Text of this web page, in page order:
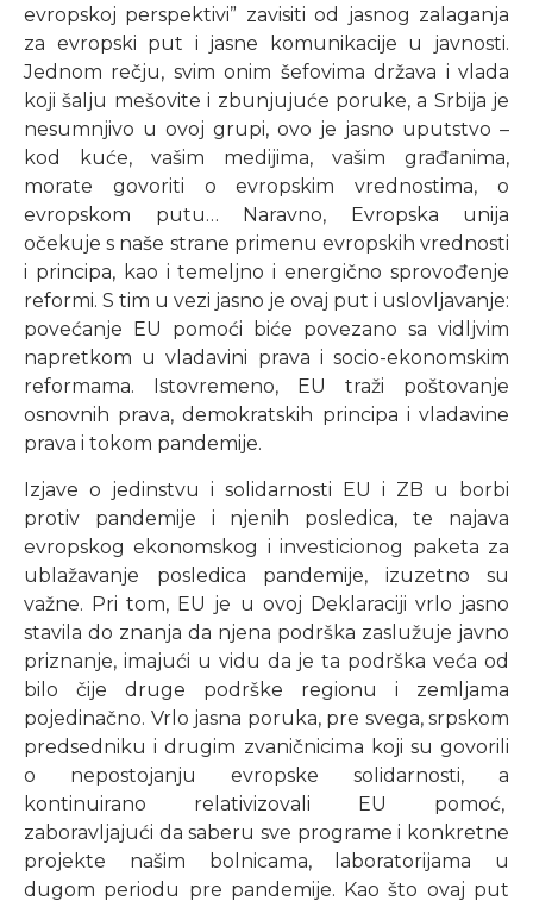
evropskoj perspektivi” zavisiti od jasnog zalaganja
za evropski put i jasne komunikacije u javnosti.
Jednom rečju, svim onim šefovima država i vlada
koji šalju mešovite i zbunjujuće poruke, a Srbija je
nesumnjivo u ovoj grupi, ovo je jasno uputstvo –
kod kuće, vašim medijima, vašim građanima,
morate govoriti o evropskim vrednostima, o
evropskom putu… Naravno, Evropska unija
očekuje s naše strane primenu evropskih vrednosti
i principa, kao i temeljno i energično sprovođenje
reformi. S tim u vezi jasno je ovaj put i uslovljavanje:
povećanje EU pomoći biće povezano sa vidljvim
napretkom u vladavini prava i socio-ekonomskim
reformama. Istovremeno, EU traži poštovanje
osnovnih prava, demokratskih principa i vladavine
prava i tokom pandemije.
Izjave o jedinstvu i solidarnosti EU i ZB u borbi
protiv pandemije i njenih posledica, te najava
evropskog ekonomskog i investicionog paketa za
ublažavanje posledica pandemije, izuzetno su
važne. Pri tom, EU je u ovoj Deklaraciji vrlo jasno
stavila do znanja da njena podrška zaslužuje javno
priznanje, imajući u vidu da je ta podrška veća od
bilo čije druge podrške regionu i zemljama
pojedinačno. Vrlo jasna poruka, pre svega, srpskom
predsedniku i drugim zvaničnicima koji su govorili
o nepostojanju evropske solidarnosti, a
kontinuirano relativizovali EU pomoć,
zaboravljajući da saberu sve programe i konkretne
projekte našim bolnicama, laboratorijama u
dugom periodu pre pandemije. Kao što ovaj put